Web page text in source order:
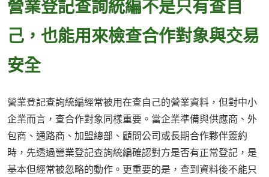
營業登記查詢統編不是只有查自
己，也能用來檢查合作對象與交易
安全
營業登記查詢統編經常被用在查自己的營業資料，但對中小
企業而言，查合作對象同樣重要。當企業準備與供應商、外
包商、通路商、加盟總部、顧問公司或長期合作夥伴簽約
時，先透過營業登記查詢統編確認對方是否有正常登記，是
基本但經常被忽略的動作。更重要的是，查到資料後不能只